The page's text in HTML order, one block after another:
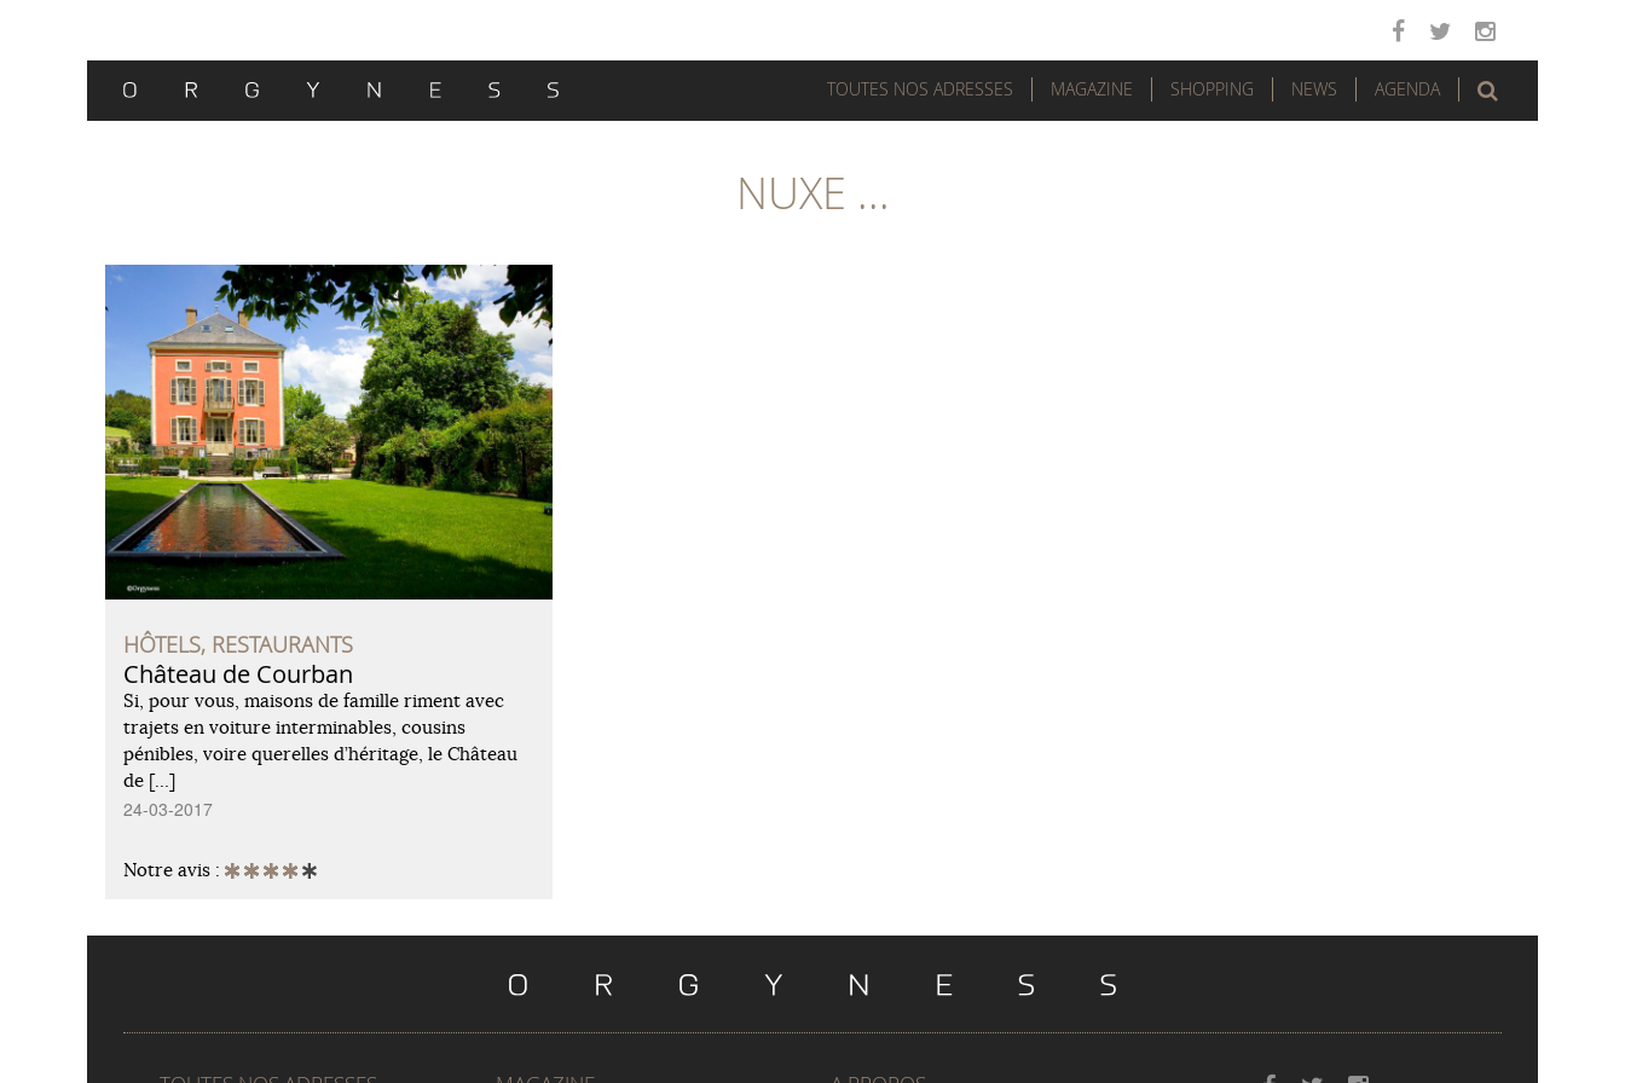
TOUTES NOS ADRESSES MAGAZINE SHOPPING NEWS AGENDA
NUXE ...
HÔTELS, RESTAURANTS
Château de Courban
Si, pour vous, maisons de famille riment avec
trajets en voiture interminables, cousins
pénibles, voire querelles d’héritage, le Château
de […]
24-03-2017
Notre avis :